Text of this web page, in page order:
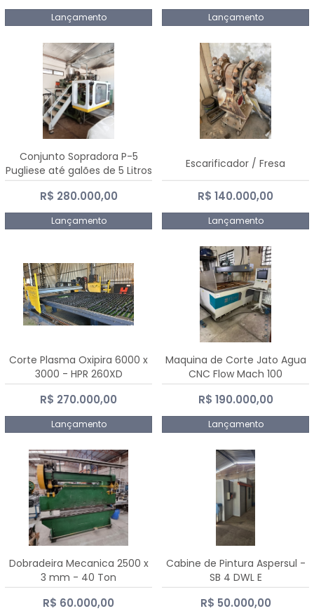
Lançamento Lançamento
Conjunto Sopradora P-5
Pugliese até galões de 5 Litros
R$ 280.000,00
Lançamento
Escarificador / Fresa
R$ 140.000,00
Lançamento
Corte Plasma Oxipira 6000 x
3000 - HPR 260XD
R$ 270.000,00
Lançamento
Maquina de Corte Jato Agua
CNC Flow Mach 100
R$ 190.000,00
Lançamento
Dobradeira Mecanica 2500 x
3 mm - 40 Ton
R$ 60.000,00
Cabine de Pintura Aspersul -
SB 4 DWL E
R$ 50.000,00